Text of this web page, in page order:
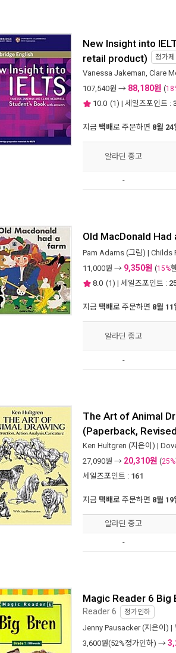
New Insight into
retail product) 정가제
Vanessa Jakeman, Clare
107,540원 → 88,180원 (
10.0 (1) | 세일즈포인트 :
지금 택배로 주문하면 8월 24
알라딘 중고
-
Old MacDonald
Pam Adams (그림) | Childs
11,000원 → 9,350원 (15%
8.0 (1) | 세일즈포인트 :
지금 택배로 주문하면 8월 11
알라딘 중고
-
The Art of Animal
(Paperback,
Ken Hultgren (지은이) |
27,090원 → 20,310원 (25%
세일즈포인트 : 161
지금 택배로 주문하면 8월 19
알라딘 중고
-
Magic Reader 6 Big
Reader 6 정가인하
Jenny Pausacker(지은이) |
3,600원(52%정가인하) →